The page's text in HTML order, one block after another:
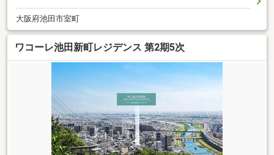
大阪府池田市室町
ワコーレ池田新町レジデンス 第2期5次